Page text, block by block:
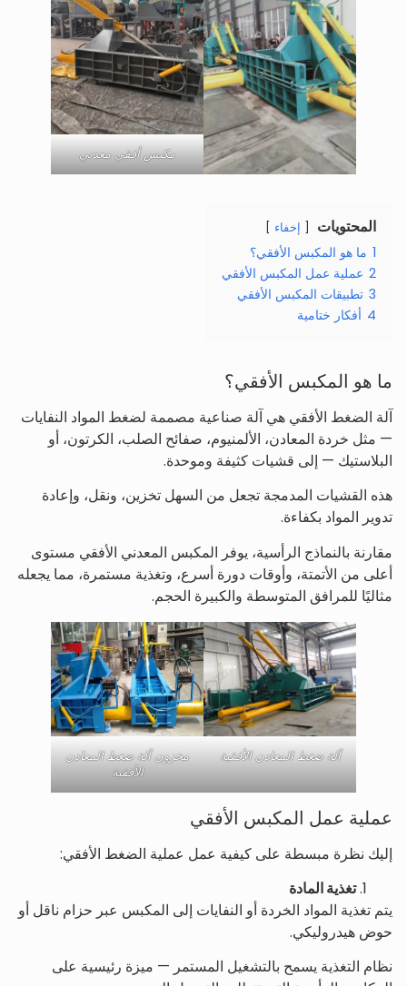
مكبس أفقي معدني
المحتويات إخفاء
1 ما هو المكبس الأفقي؟
2 عملية عمل المكبس الأفقي
3 تطبيقات المكبس الأفقي
4 أفكار ختامية
ما هو المكبس الأفقي؟
آلة الضغط الأفقي هي آلة صناعية مصممة لضغط المواد النفايات
— مثل خردة المعادن، الألمنيوم، صفائح الصلب، الكرتون، أو
البلاستيك — إلى قشيات كثيفة وموحدة.
هذه القشيات المدمجة تجعل من السهل تخزين، ونقل، وإعادة
تدوير المواد بكفاءة.
مقارنة بالنماذج الرأسية، يوفر المكبس المعدني الأفقي مستوى
أعلى من الأتمتة، وأوقات دورة أسرع، وتغذية مستمرة، مما يجعله
مثاليًا للمرافق المتوسطة والكبيرة الحجم.
آلة ضغط المعادن الأفقية
مخزون آلة ضغط المعادن
الأفقية
عملية عمل المكبس الأفقي
إليك نظرة مبسطة على كيفية عمل عملية الضغط الأفقي:
تغذية المادة
يتم تغذية المواد الخردة أو النفايات إلى المكبس عبر حزام ناقل أو
حوض هيدروليكي.
نظام التغذية يسمح بالتشغيل المستمر — ميزة رئيسية على